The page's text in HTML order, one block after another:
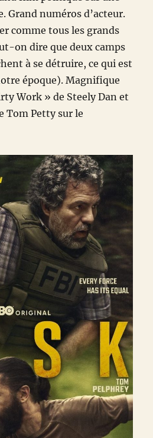
Grand numéros d’acteur.
comme tous les grands
on dire que deux camps
à se détruire, ce qui est
époque). Magnifique
Work » de Steely Dan et
Tom Petty sur le